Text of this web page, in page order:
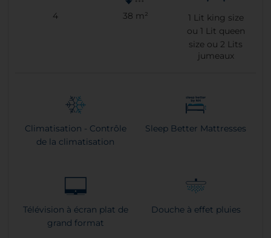
4 38 m² 1 Lit king size
ou 1 Lit queen
size ou 2 Lits
jumeaux
Climatisation - Contrôle
de la climatisation
Sleep Better Mattresses
Télévision à écran plat de
grand format
Douche à effet pluies